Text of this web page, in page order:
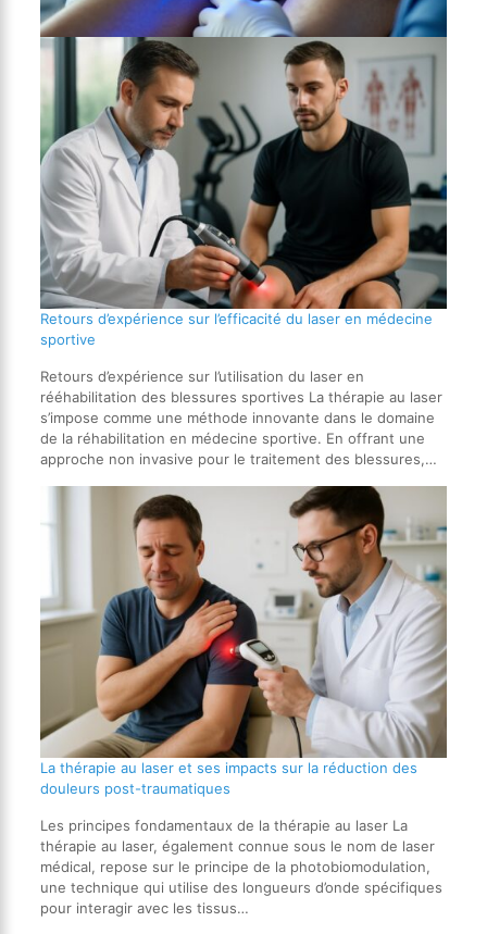
Retours d’expérience sur l’efficacité du laser en médecine
sportive
Retours d’expérience sur l’utilisation du laser en
rééhabilitation des blessures sportives La thérapie au laser
s’impose comme une méthode innovante dans le domaine
de la réhabilitation en médecine sportive. En offrant une
approche non invasive pour le traitement des blessures,…
La thérapie au laser et ses impacts sur la réduction des
douleurs post-traumatiques
Les principes fondamentaux de la thérapie au laser La
thérapie au laser, également connue sous le nom de laser
médical, repose sur le principe de la photobiomodulation,
une technique qui utilise des longueurs d’onde spécifiques
pour interagir avec les tissus…